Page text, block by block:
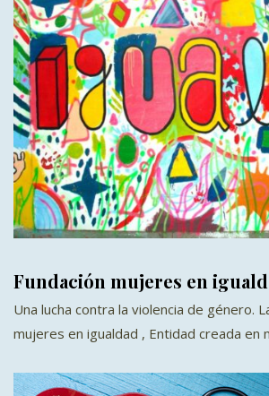
Fundación mujeres en
Una lucha contra la violencia de género.
mujeres en igualdad , Entidad creada en